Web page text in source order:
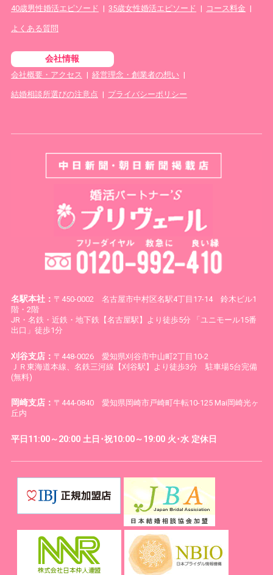
40歳男性婚活エピソード | 35歳女性婚活エピソード | コース料金 |
よくある質問
会社情報
会社概要・アクセス | 経営理念・創業者の想い |
結婚相談所選びの注意点 | プライバシーポリシー
名駅本社： 〒450-0002 名古屋市中村区名駅4丁目17-14 鈴木ビル1
階・2階
JR・名鉄・近鉄・地下鉄【名古屋駅】より徒歩5分 「ユニモール15番
出口」徒歩1分
刈谷支店： 〒448-0026 愛知県刈谷市中山町2丁目10-2
ＪＲ東海道本線、名鉄三河線【刈谷駅】より徒歩3分 駐車場5台完備
(無料)
岡崎支店： 〒444-0840 愛知県岡崎市戸崎町牛転10-125 Mai岡崎光ヶ
丘内
平日11:00～20:00 土日･祝10:00～19:00 火･水 定休日